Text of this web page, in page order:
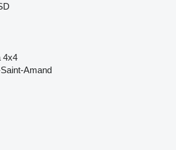
4x4
Amand